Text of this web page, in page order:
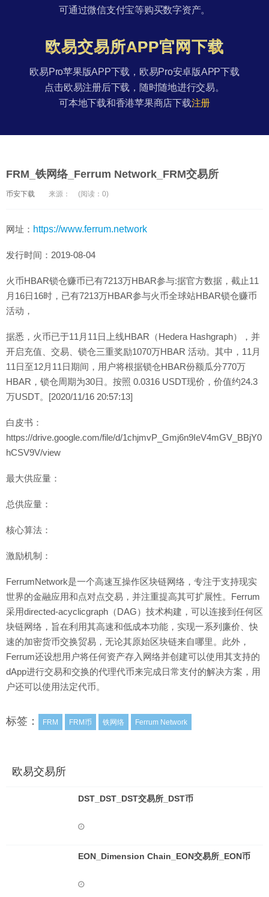
可通过微信支付宝等购买数字资产。
欧易交易所APP官网下载
欧易Pro苹果版APP下载，欧易Pro安卓版APP下载
点击欧易注册后下载，随时随地进行交易。
可本地下载和香港苹果商店下载注册
FRM_铁网络_Ferrum Network_FRM交易所
币安下载 来源： (阅读：0)
网址： https://www.ferrum.network
发行时间：2019-08-04
火币HBAR锁仓赚币已有7213万HBAR参与:据官方数据，截止11
月16日16时，已有7213万HBAR参与火币全球站HBAR锁仓赚币
活动，
据悉，火币已于11月11日上线HBAR（Hedera Hashgraph），并
开启充值、交易、锁仓三重奖励1070万HBAR 活动。其中，11月
11日至12月11日期间，用户将根据锁仓HBAR份额瓜分770万
HBAR，锁仓周期为30日。按照 0.0316 USDT现价，价值约24.3
万USDT。[2020/11/16 20:57:13]
白皮书：
https://drive.google.com/file/d/1chjmvP_Gmj6n9IeV4mGV_BBjY0
hCSV9V/view
最大供应量：
总供应量：
核心算法：
激励机制：
FerrumNetwork是一个高速互操作区块链网络，专注于支持现实
世界的金融应用和点对点交易，并注重提高其可扩展性。Ferrum
采用directed-acyclicgraph（DAG）技术构建，可以连接到任何区
块链网络，旨在利用其高速和低成本功能，实现一系列廉价、快
速的加密货币交换贸易，无论其原始区块链来自哪里。此外，
Ferrum还设想用户将任何资产存入网络并创建可以使用其支持的
dApp进行交易和交换的代理代币来完成日常支付的解决方案，用
户还可以使用法定代币。
标签： FRM FRM币 铁网络 Ferrum Network
欧易交易所
DST_DST_DST交易所_DST币
EON_Dimension Chain_EON交易所_EON币